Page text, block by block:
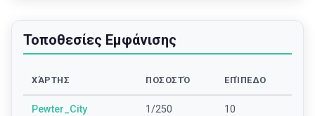
Τοποθεσίες Εμφάνισης
ΧΆΡΤΗΣ ΠΟΣΟΣΤΌ ΕΠΊΠΕΔΟ
Pewter_City 1/250 10